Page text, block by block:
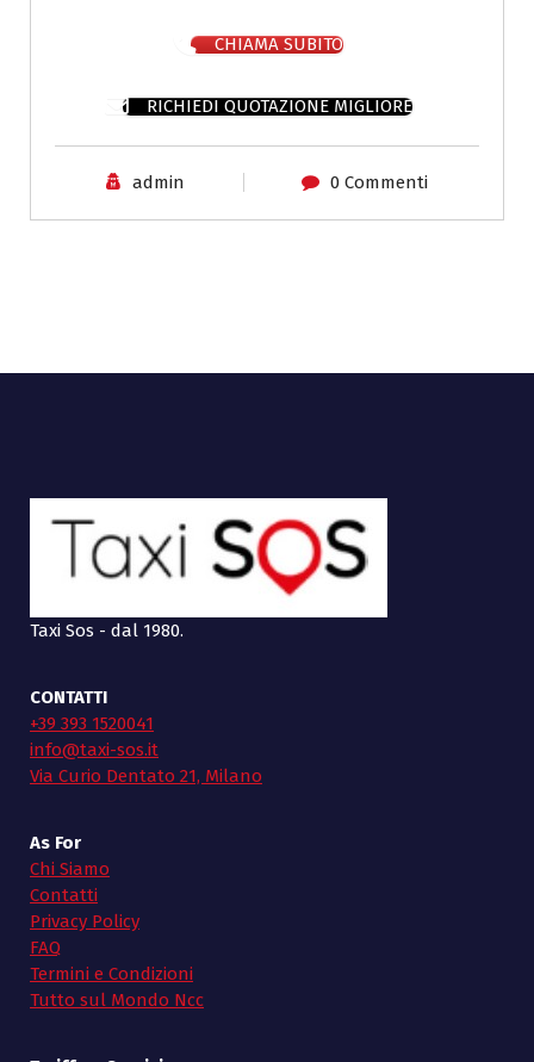
CHIAMA SUBITO
RICHIEDI QUOTAZIONE MIGLIORE
admin 0 Commenti
Taxi Sos - dal 1980.
CONTATTI
+39 393 1520041
info@taxi-sos.it
Via Curio Dentato 21, Milano
As For
Chi Siamo
Contatti
Privacy Policy
FAQ
Termini e Condizioni
Tutto sul Mondo Ncc